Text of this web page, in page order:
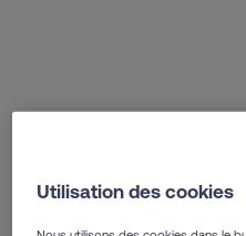
Utilisation des cookies